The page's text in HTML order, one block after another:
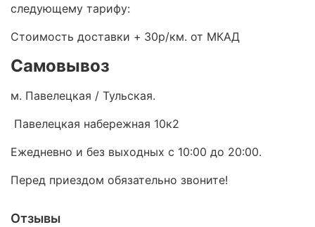
следующему тарифу:
Стоимость доставки + 30р/км. от МКАД
Самовывоз
м. Павелецкая / Тульская.
Павелецкая набережная 10к2
Ежедневно и без выходных с 10:00 до 20:00.
Перед приездом обязательно звоните!
Отзывы